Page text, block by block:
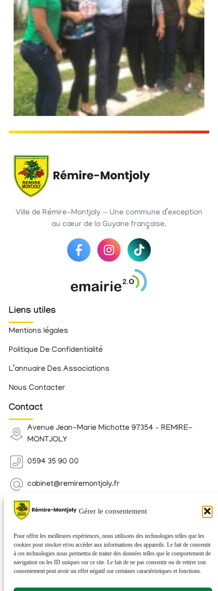
Gérer le consentement
Pour offrir les meilleures expériences, nous utilisons des technologies telles que les
cookies pour stocker et/ou accéder aux informations des appareils. Le fait de consentir
à ces technologies nous permettra de traiter des données telles que le comportement de
navigation ou les ID uniques sur ce site. Le fait de ne pas consentir ou de retirer son
consentement peut avoir un effet négatif sur certaines caractéristiques et fonctions.
Ville de Rémire-Montjoly — Une commune d’exception
au cœur de la Guyane française.
Liens utiles
Mentions légales
Politique De Confidentialité
L’annuaire Des Associations
Nous Contacter
Contact
Avenue Jean-Marie Michotte 97354 – REMIRE-
MONTJOLY
0594 35 90 00
cabinet@remiremontjoly.fr
Newsletter
nouvelles de votre commune.